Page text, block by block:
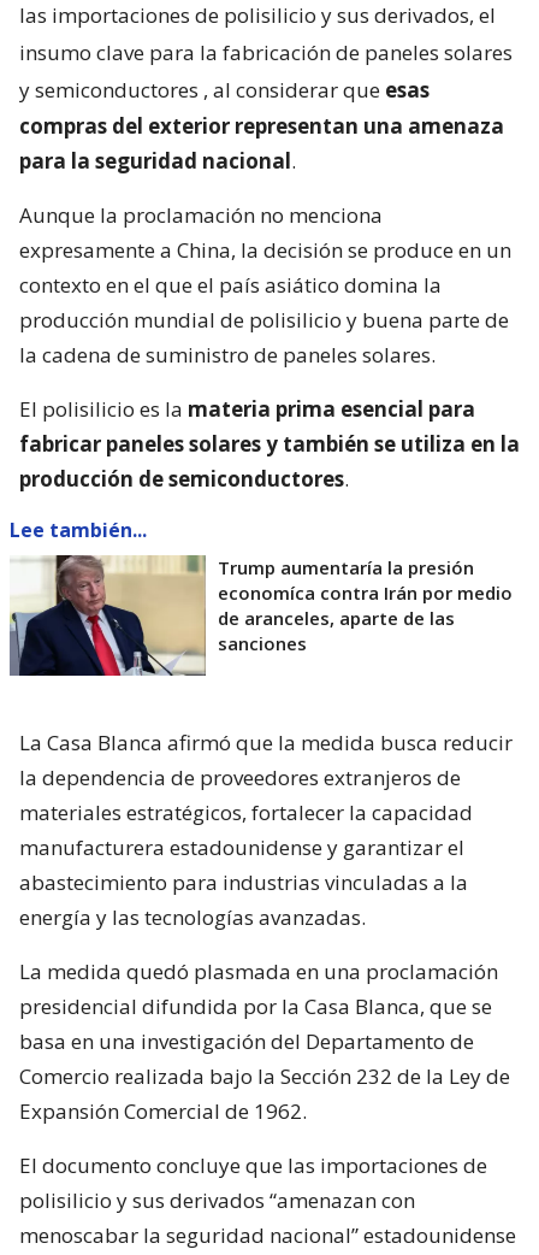
las importaciones de polisilicio y sus derivados, el
insumo clave para la fabricación de paneles solares
y semiconductores , al considerar que esas
compras del exterior representan una amenaza
para la seguridad nacional.
Aunque la proclamación no menciona
expresamente a China, la decisión se produce en un
contexto en el que el país asiático domina la
producción mundial de polisilicio y buena parte de
la cadena de suministro de paneles solares.
El polisilicio es la materia prima esencial para
fabricar paneles solares y también se utiliza en la
producción de semiconductores.
Lee también...
Trump aumentaría la presión
economíca contra Irán por medio
de aranceles, aparte de las
sanciones
La Casa Blanca afirmó que la medida busca reducir
la dependencia de proveedores extranjeros de
materiales estratégicos, fortalecer la capacidad
manufacturera estadounidense y garantizar el
abastecimiento para industrias vinculadas a la
energía y las tecnologías avanzadas.
La medida quedó plasmada en una proclamación
presidencial difundida por la Casa Blanca, que se
basa en una investigación del Departamento de
Comercio realizada bajo la Sección 232 de la Ley de
Expansión Comercial de 1962.
El documento concluye que las importaciones de
polisilicio y sus derivados “amenazan con
menoscabar la seguridad nacional” estadounidense